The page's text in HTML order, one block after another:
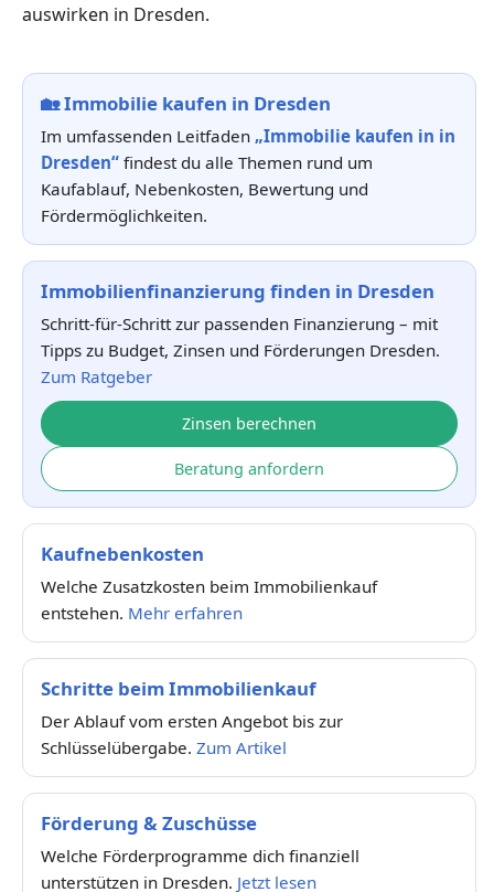
auswirken in Dresden.
🏡Immobilie kaufen in Dresden
Im umfassenden Leitfaden „Immobilie kaufen in in
Dresden“ findest du alle Themen rund um
Kaufablauf, Nebenkosten, Bewertung und
Fördermöglichkeiten.
Immobilienfinanzierung finden in Dresden
Schritt-für-Schritt zur passenden Finanzierung – mit
Tipps zu Budget, Zinsen und Förderungen Dresden.
Zum Ratgeber
Zinsen berechnen
Beratung anfordern
Kaufnebenkosten
Welche Zusatzkosten beim Immobilienkauf
entstehen. Mehr erfahren
Schritte beim Immobilienkauf
Der Ablauf vom ersten Angebot bis zur
Schlüsselübergabe. Zum Artikel
Förderung & Zuschüsse
Welche Förderprogramme dich finanziell
unterstützen in Dresden. Jetzt lesen